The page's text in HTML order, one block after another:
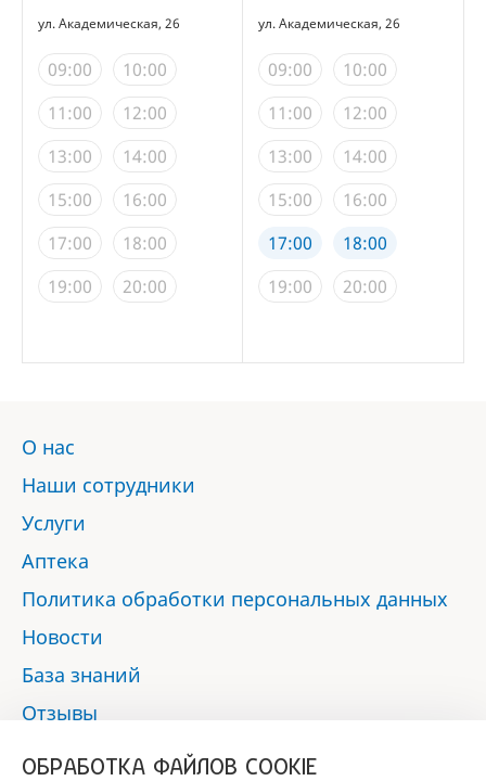
ул. Академическая, 26
09:00
10:00
11:00
12:00
13:00
14:00
15:00
16:00
17:00
18:00
19:00
20:00
ул. Академическая, 26
09:00
10:00
11:00
12:00
13:00
14:00
15:00
16:00
17:00
18:00
19:00
20:00
О нас
Наши сотрудники
Услуги
Аптека
Политика обработки персональных данных
Новости
База знаний
Отзывы
ОБРАБОТКА ФАЙЛОВ COOKIE